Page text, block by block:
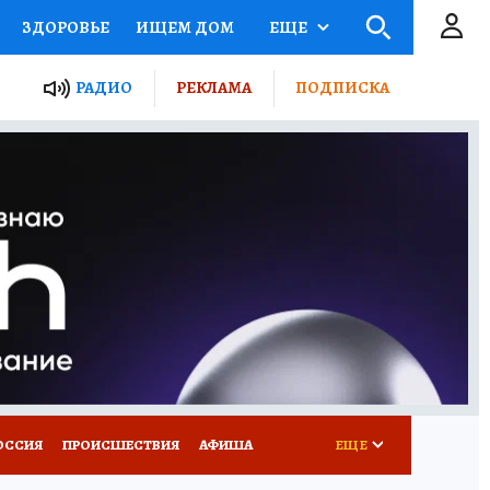
ЗДОРОВЬЕ ИЩЕМ ДОМ
ПРОЕКТЫ РОССИИ
ПУТЕВОДИТЕЛЬ
ПОТРЕБИТЕЛЯ
ЕЩЕ
РАДИО РЕКЛАМА ПОДПИСКА
ПРОИСШЕСТВИЯ АФИША ЕЩЕ